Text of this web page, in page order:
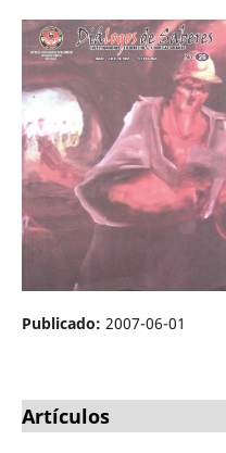
Publicado: 2007-06-01
Artículos